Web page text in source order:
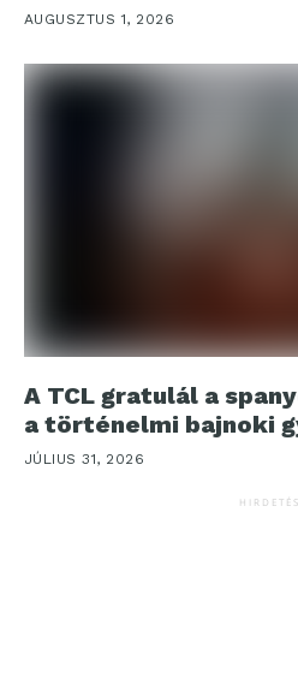
AUGUSZTUS 1, 2026
A TCL gratulál a
a történelmi bajnoki
JÚLIUS 31, 2026
HIRDETÉS